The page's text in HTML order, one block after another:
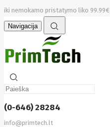
iki nemokamo pristatymo liko 99.99€
Navigacija
(0-646) 28284
info@primtech.lt